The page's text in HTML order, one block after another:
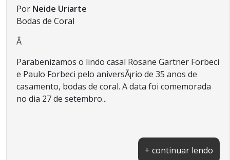
Por Neide Uriarte
Bodas de Coral
Â
Parabenizamos o lindo casal Rosane Gartner Forbeci
e Paulo Forbeci pelo aniversÃ¡rio de 35 anos de
casamento, bodas de coral. A data foi comemorada
no dia 27 de setembro...
+ continuar lendo